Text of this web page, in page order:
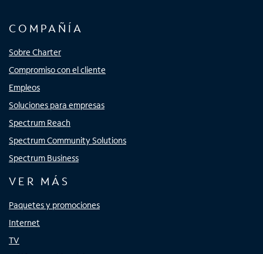
COMPAÑÍA
Sobre Charter
Compromiso con el cliente
Empleos
Soluciones para empresas
Spectrum Reach
Spectrum Community Solutions
Spectrum Business
VER MÁS
Paquetes y promociones
Internet
TV